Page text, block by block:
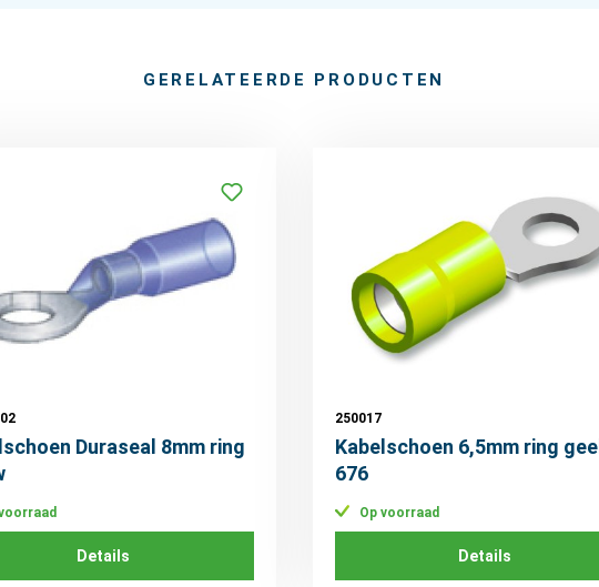
GERELATEERDE PRODUCTEN
Duraseal 8mm ring
Details
250017
Kabelschoen 6,5mm ring geel
676
Op voorraad
Details